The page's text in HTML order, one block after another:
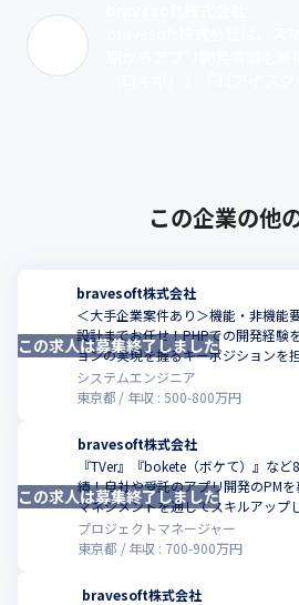
この企業の他
bravesoft株式会社
＜大手企業案件あり＞機能・非機能
設計までお任せ！PHPでの開発経験
ョンの実現を握るキーポジションを
システムエンジニア
東京都
年収 : 500-800万円
この求人は募集終了しました
bravesoft株式会社
『TVer』『bokete（ボケて）』な
績！自社や受託のアプリ開発のPM
マネジメントを通してスキルアップ
プロジェクトマネージャー
東京都
年収 : 700-900万円
この求人は募集終了しました
bravesoft株式会社